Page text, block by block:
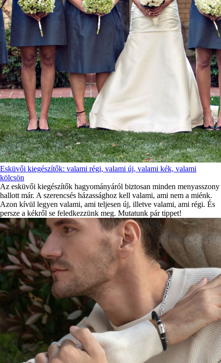
Esküvői kiegészítők: valami régi, valami új, valami kék, valami
kölcsön
Az esküvői kiegészítők hagyományáról biztosan minden menyasszony
hallott már. A szerencsés házassághoz kell valami, ami nem a miénk.
Azon kívül legyen valami, ami teljesen új, illetve valami, ami régi. És
persze a kékről se feledkezzünk meg. Mutatunk pár tippet!